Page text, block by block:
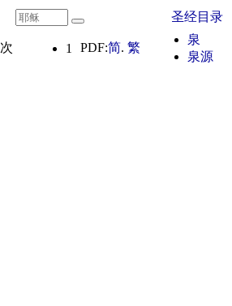
圣经目录
次 1 PDF:简. 繁
泉
泉源